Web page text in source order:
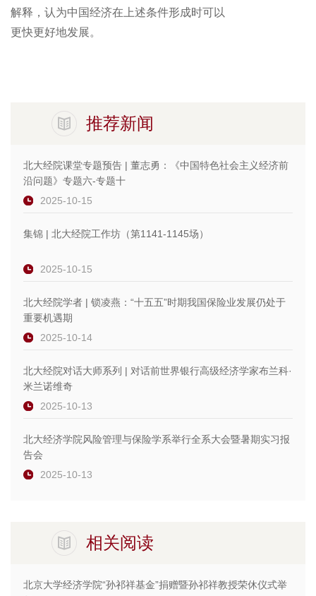
解释，认为中国经济在上述条件形成时可以
更快更好地发展。
推荐新闻
北大经院课堂专题预告 | 董志勇：《中国特色社会主义经济前
沿问题》专题六-专题十
2025-10-15
集锦 | 北大经院工作坊（第1141-1145场）
2025-10-15
北大经院学者 | 锁凌燕：“十五五”时期我国保险业发展仍处于
重要机遇期
2025-10-14
北大经院对话大师系列 | 对话前世界银行高级经济学家布兰科·
米兰诺维奇
2025-10-13
北大经济学院风险管理与保险学系举行全系大会暨暑期实习报
告会
2025-10-13
相关阅读
北京大学经济学院“孙祁祥基金”捐赠暨孙祁祥教授荣休仪式举